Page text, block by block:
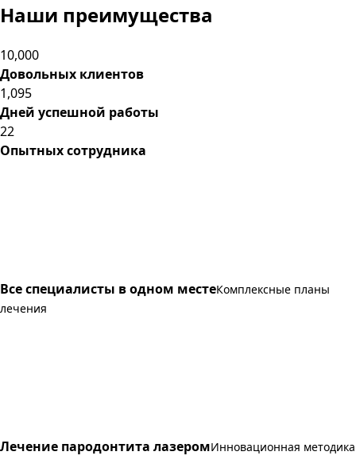
Наши преимущества
10,000
Довольных клиентов
1,095
Дней успешной работы
22
Опытных сотрудника
Все специалисты в одном местеКомплексные планы
лечения
Лечение пародонтита лазеромИнновационная методика